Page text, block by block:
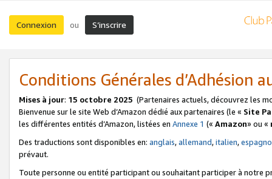
Connexion ou S’inscrire
Conditions Générales d’Adhésion
Mises à jour: 15 octobre 2025 (Partenaires actuels, découvrez les
Bienvenue sur le site Web d’Amazon dédié aux partenaires (le « Site
les différentes entités d’Amazon, listées en Annexe 1 (« Amazon» ou «
Des traductions sont disponibles en: anglais,allemand,italien,
prévaut.
Toute personne ou entité participant ou souhaitant participer à notre